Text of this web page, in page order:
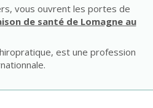
vous ouvrent les portes de
ison de santé de Lomagne au
est une profession